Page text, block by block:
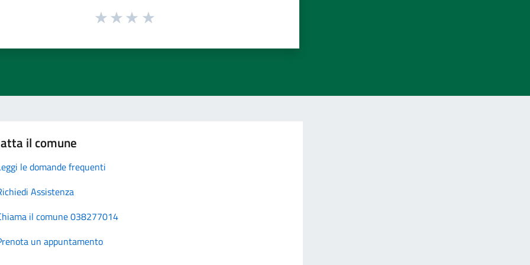
il comune
le domande frequenti
Assistenza
il comune 038277014
un appuntamento